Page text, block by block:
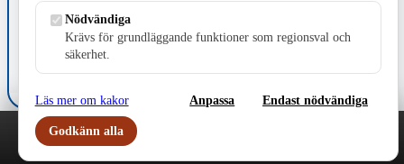
E-post: redaktionen@skillingaryd.nu
Postadress: Gisslaköp 1, 568 92 Skillingaryd
Nödvändiga
Krävs för grundläggande funktioner som regionsval och
säkerhet.
Läs mer om kakor Anpassa Endast nödvändiga
Godkänn alla